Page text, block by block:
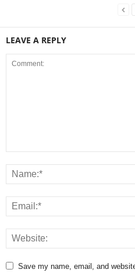
LEAVE A REPLY
Save my name, email, and